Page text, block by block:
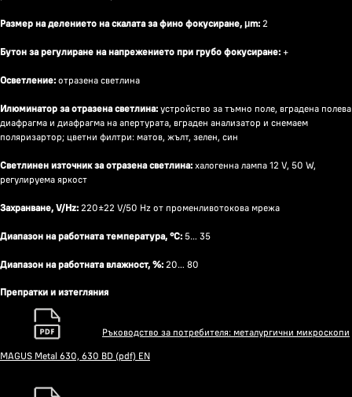
Размер на делението на скалата за фино фокусиране, μm: 2
Бутон за регулиране на напрежението при грубо фокусиране: +
Осветление: отразена светлина
Илюминатор за отразена светлина: устройство за тъмно поле, вградена полева
диафрагма и диафрагма на апертурата, вграден анализатор и снемаем
поляризартор; цветни филтри: матов, жълт, зелен, син
Светлинен източник за отразена светлина: халогенна лампа 12 V, 50 W,
регулируема яркост
Захранване, V/Hz: 220±22 V/50 Hz от променливотокова мрежа
Диапазон на работната температура, °C: 5… 35
Диапазон на работната влажност, %: 20… 80
Препратки и изтегляния
Ръководство за потребителя: металургични микроскопи
MAGUS Metal 630, 630 BD (pdf) EN